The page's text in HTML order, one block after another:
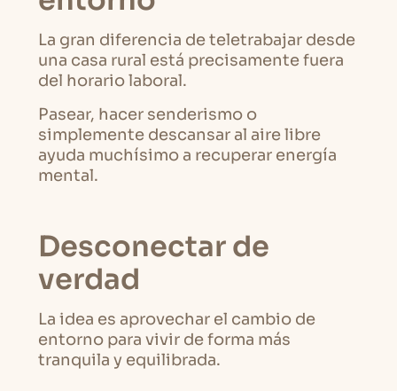
La gran diferencia de teletrabajar desde
una casa rural está precisamente fuera
del horario laboral.
Pasear, hacer senderismo o
simplemente descansar al aire libre
ayuda muchísimo a recuperar energía
mental.
Desconectar de
verdad
La idea es aprovechar el cambio de
entorno para vivir de forma más
tranquila y equilibrada.